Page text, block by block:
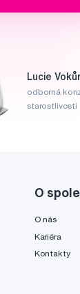
Lucie
odborná
starostlivosti
O
O nás
Kariéra
Kontakty